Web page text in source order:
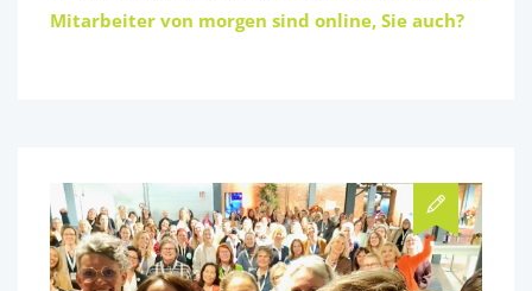
Mitarbeiter von morgen sind online, Sie auch?